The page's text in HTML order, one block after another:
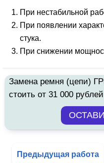
При нестабильной
При появлении
стука.
При снижении
Замена ремня (цепи)
стоить от 31 000 рублей
Предыдущая работа